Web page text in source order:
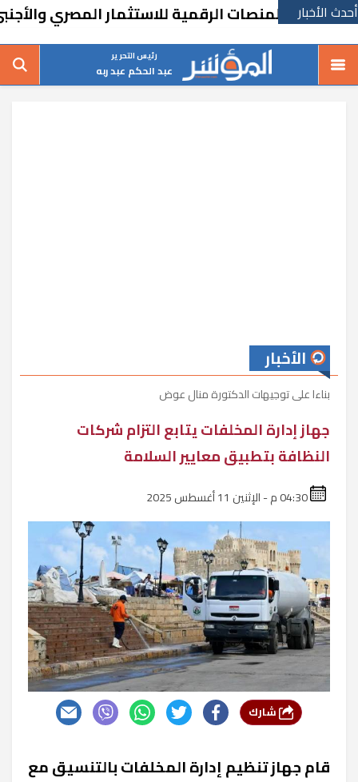
أحدث الأخبار
المنصات الرقمية للاستثمار المصري والأجنبي
رئيس التحرير
عبد الحكم عبد ربه
الأخبار
بناءا على توجيهات الدكتورة منال عوض
جهاز إدارة المخلفات يتابع التزام شركات
النظافة بتطبيق معايير السلامة
قام جهاز تنظيم إدارة المخلفات بالتنسيق مع